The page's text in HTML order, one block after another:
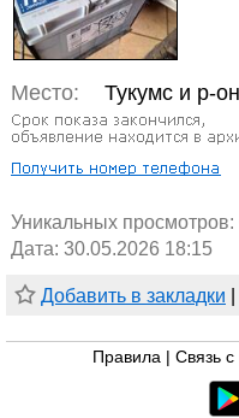
Место: Тукумс и р-он
Уникальных просмотров:
Дата: 30.05.2026 18:15
Добавить в закладки
Правила Связь с